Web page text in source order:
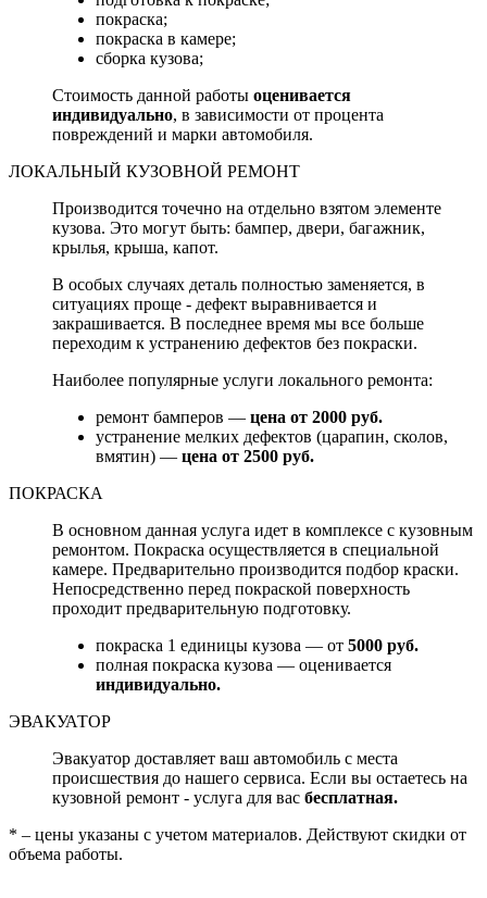
покраска;
покраска в камере;
сборка кузова;
Стоимость данной работы оценивается
индивидуально, в зависимости от процента
повреждений и марки автомобиля.
ЛОКАЛЬНЫЙ КУЗОВНОЙ РЕМОНТ
Производится точечно на отдельно взятом элементе
кузова. Это могут быть: бампер, двери, багажник,
крылья, крыша, капот.
В особых случаях деталь полностью заменяется, в
ситуациях проще - дефект выравнивается и
закрашивается. В последнее время мы все больше
переходим к устранению дефектов без покраски.
Наиболее популярные услуги локального ремонта:
ремонт бамперов — цена от 2000 руб.
устранение мелких дефектов (царапин, сколов,
вмятин) — цена от 2500 руб.
ПОКРАСКА
В основном данная услуга идет в комплексе с кузовным
ремонтом. Покраска осуществляется в специальной
камере. Предварительно производится подбор краски.
Непосредственно перед покраской поверхность
проходит предварительную подготовку.
покраска 1 единицы кузова — от 5000 руб.
полная покраска кузова — оценивается
индивидуально.
ЭВАКУАТОР
Эвакуатор доставляет ваш автомобиль с места
происшествия до нашего сервиса. Если вы остаетесь на
кузовной ремонт - услуга для вас бесплатная.
* – цены указаны с учетом материалов. Действуют скидки от
объема работы.